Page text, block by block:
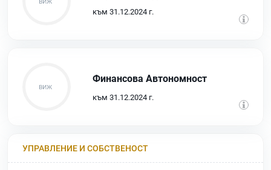
към 31.12.2024 г.
Финансова Автономност
към 31.12.2024 г.
УПРАВЛЕНИЕ И СОБСТВЕНОСТ